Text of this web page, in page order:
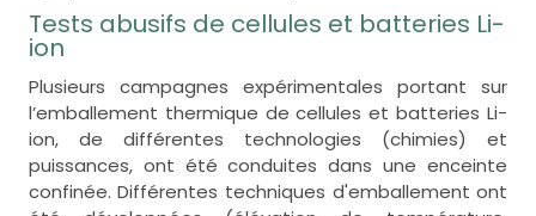
Tests abusifs de cellules et batteries Li-
ion
Plusieurs campagnes expérimentales portant sur
l’emballement thermique de cellules et batteries Li-
ion, de différentes technologies (chimies) et
puissances, ont été conduites dans une enceinte
confinée. Différentes techniques d'emballement ont